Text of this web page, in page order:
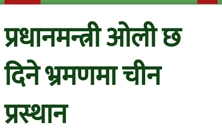
प्रधानमन्त्री ओली छ
दिने भ्रमणमा चीन
प्रस्थान